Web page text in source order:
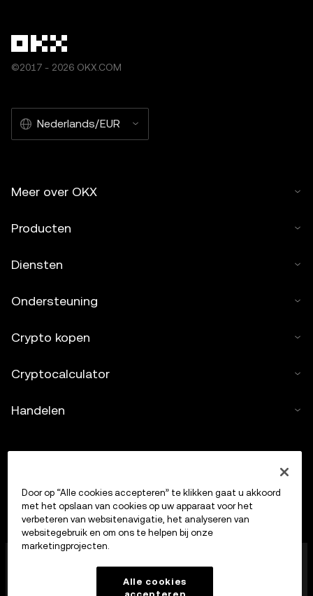
©2017 - 2026 OKX.COM
Nederlands/EUR
Meer over OKX
Producten
Diensten
Ondersteuning
Crypto kopen
Cryptocalculator
Handelen
opereert, is nu een handelsplatform voor crypto-
bezittingen dat door de MFSA is geautoriseerd als
Door op “Alle cookies accepteren” te klikken gaat u akkoord
met het opslaan van cookies op uw apparaat voor het
verbeteren van websitenavigatie, het analyseren van
websitegebruik en om ons te helpen bij onze
marketingprojecten.
Alle cookies